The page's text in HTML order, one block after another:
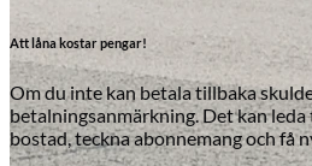
Att låna kostar pengar!
Om du inte kan betala tillbaka
betalningsanmärkning. Det kan
bostad, teckna abonnemang och få